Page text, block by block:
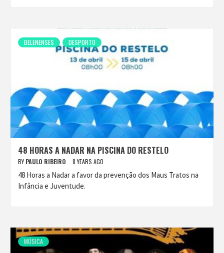
BELENENSES DESPORTO
48 HORAS A NADAR NA PISCINA DO RESTELO
BY PAULO RIBEIRO 8 YEARS AGO
48 Horas a Nadar a favor da prevenção dos Maus Tratos na
Infância e Juventude.
MÚSICA